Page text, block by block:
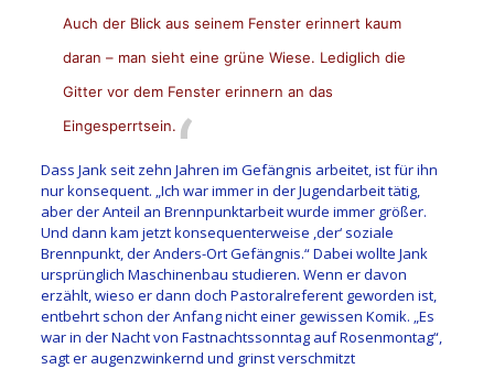
Auch der Blick aus seinem Fenster erinnert kaum
daran – man sieht eine grüne Wiese. Lediglich die
Gitter vor dem Fenster erinnern an das
Eingesperrtsein.
Dass Jank seit zehn Jahren im Gefängnis arbeitet, ist für ihn
nur konsequent. „Ich war immer in der Jugendarbeit tätig,
aber der Anteil an Brennpunktarbeit wurde immer größer.
Und dann kam jetzt konsequenterweise ,der‘ soziale
Brennpunkt, der Anders-Ort Gefängnis.“ Dabei wollte Jank
ursprünglich Maschinenbau studieren. Wenn er davon
erzählt, wieso er dann doch Pastoralreferent geworden ist,
entbehrt schon der Anfang nicht einer gewissen Komik. „Es
war in der Nacht von Fastnachtssonntag auf Rosenmontag“,
sagt er augenzwinkernd und grinst verschmitzt